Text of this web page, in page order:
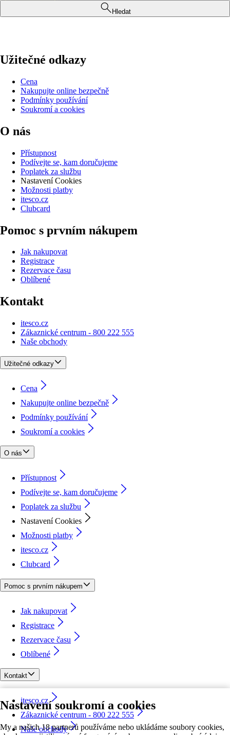
Nastavení soukromí a cookies
My a našich 18 partnerů používáme nebo ukládáme soubory cookies,
Hledat
Užitečné odkazy
Cena
Nakupujte online bezpečně
Podmínky používání
Soukromí a cookies
O nás
Přístupnost
Podívejte se, kam doručujeme
Poplatek za službu
Nastavení Cookies
Možnosti platby
itesco.cz
Clubcard
Pomoc s prvním nákupem
Jak nakupovat
Registrace
Rezervace času
Oblíbené
Kontakt
itesco.cz
Zákaznické centrum - 800 222 555
Naše obchody
Užitečné odkazy
Cena
Nakupujte online bezpečně
Podmínky používání
Soukromí a cookies
O nás
Přístupnost
Podívejte se, kam doručujeme
Poplatek za službu
Nastavení Cookies
Možnosti platby
itesco.cz
Clubcard
Pomoc s prvním nákupem
Jak nakupovat
Registrace
Rezervace času
Oblíbené
Kontakt
itesco.cz
Zákaznické centrum - 800 222 555
Naše obchody